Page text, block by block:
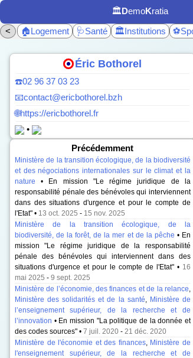
🏛️DemoKratia
<
🏠Logement 🩺Santé 🏛️Institutions
Éric Bothorel
☎️02 96 37 03 23
📧contact@ericbothorel.bzh
🌐https://ericbothorel.fr
•
Précédemment
Ministère de la transition écologique, de la biodiversité
et des négociations internationales sur le climat et la
nature • En mission "Le régime juridique de la
responsabilité pénale des bénévoles qui interviennent
dans des situations d'urgence et pour le compte de
l'Etat" • 13 oct. 2025 - 15 nov. 2025
Ministère de la transition écologique, de la
biodiversité, de la forêt, de la mer et de la pêche • En
mission "Le régime juridique de la responsabilité
pénale des bénévoles qui interviennent dans des
situations d'urgence et pour le compte de l'Etat" • 16
mai 2025 - 9 sept. 2025
Ministère de l’économie, des finances et de la relance,
Ministère des solidarités et de la santé, Ministère de
l’enseignement supérieur, de la recherche et de
l’innovation • En mission "La politique de la donnée et
des codes sources" • 7 juil. 2020 - 21 déc. 2020
Ministère de l'économie et des finances, Ministère de
l'enseignement supérieur, de la recherche et de